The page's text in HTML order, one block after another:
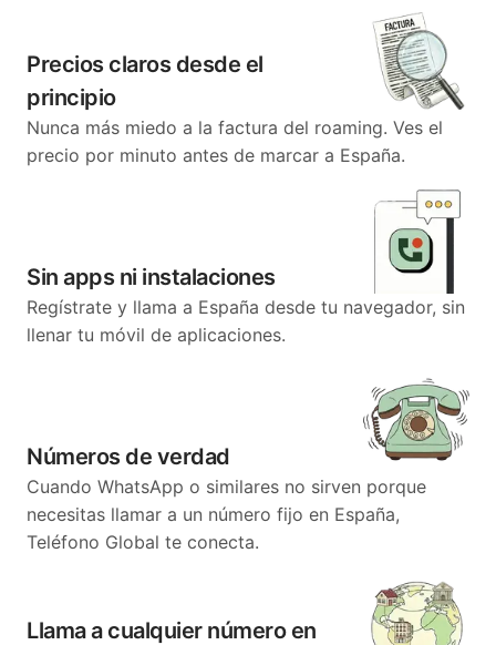
Precios claros desde el
principio
Nunca más miedo a la factura del roaming. Ves el
precio por minuto antes de marcar a España.
Sin apps ni instalaciones
Regístrate y llama a España desde tu navegador, sin
llenar tu móvil de aplicaciones.
Números de verdad
Cuando WhatsApp o similares no sirven porque
necesitas llamar a un número fijo en España,
Teléfono Global te conecta.
Llama a cualquier número en